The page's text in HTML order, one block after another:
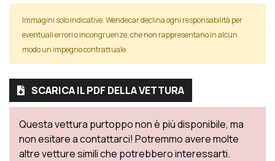
Immagini solo indicative. Wendecar declina ogni responsabilità per
eventuali errori o incongruenze, che non rappresentano in alcun
modo un impegno contrattuale.
SCARICA IL PDF DELLA VETTURA
Questa vettura purtoppo non è più disponibile, ma
non esitare a contattarci! Potremmo avere molte
altre vetture simili che potrebbero interessarti.